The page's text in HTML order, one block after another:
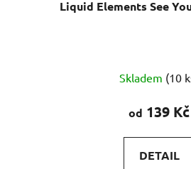
Liquid Elements See
5,0
z
Skladem (10
od 139 Kč
DETAIL